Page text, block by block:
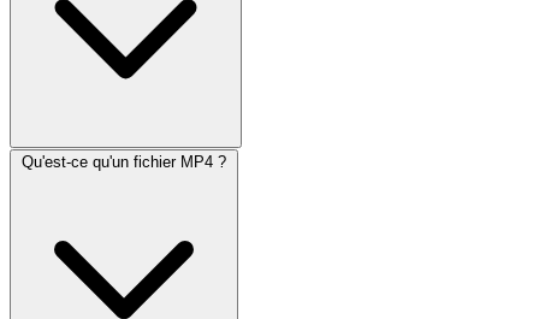
Qu'est-ce qu'un fichier MP4 ?